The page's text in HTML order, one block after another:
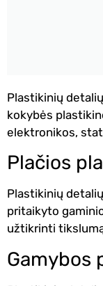
Plastikinių
kokybės
elektronikos,
Plačios
Plastikinių
pritaikyto
užtikrinti
Gamybos